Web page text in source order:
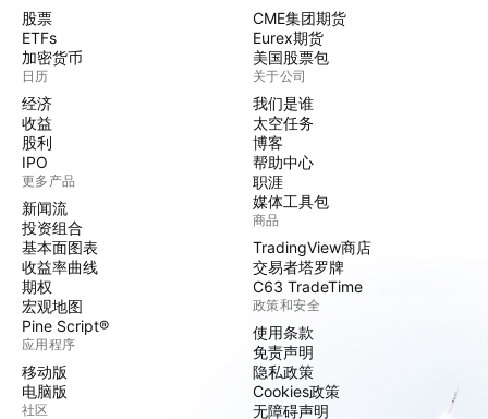
股票
ETFs
加密货币
日历
经济
收益
股利
IPO
更多产品
新闻流
投资组合
基本面图表
收益率曲线
期权
宏观地图
Pine Script®
应用程序
移动版
电脑版
社区
CME集团期货
Eurex期货
美国股票包
关于公司
我们是谁
太空任务
博客
帮助中心
职涯
媒体工具包
商品
TradingView商店
交易者塔罗牌
C63 TradeTime
政策和安全
使用条款
免责声明
隐私政策
Cookies政策
无障碍声明